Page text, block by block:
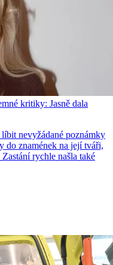
kritiky: Jasně dala
nevyžádané poznámky
do znamének na její tváři,
rychle našla také